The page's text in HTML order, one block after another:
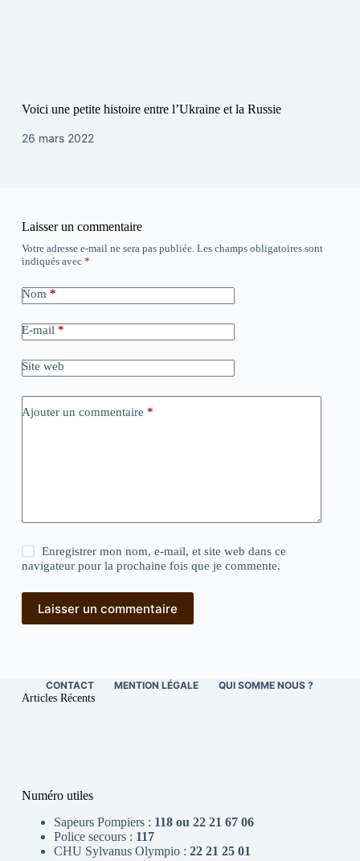
Voici une petite histoire entre l’Ukraine et la Russie
26 mars 2022
Laisser un commentaire
Votre adresse e-mail ne sera pas publiée. Les champs obligatoires sont
indiqués avec *
Nom *
E-mail *
Site web
Ajouter un commentaire *
Enregistrer mon nom, e-mail, et site web dans ce
navigateur pour la prochaine fois que je commente.
Laisser un commentaire
CONTACT MENTION LÉGALE QUI SOMME NOUS ?
Articles Récents
Numéro utiles
Sapeurs Pompiers : 118 ou 22 21 67 06
Police secours : 117
CHU Sylvanus Olympio : 22 21 25 01